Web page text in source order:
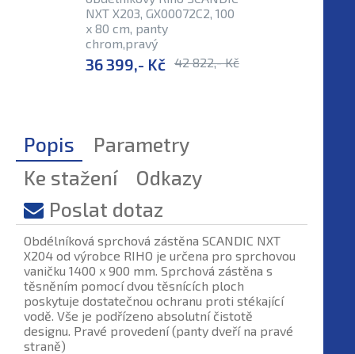
NXT X203, GX00072C2, 100
x 80 cm, panty
chrom,pravý
36 399,- Kč 42 822,- Kč
Popis
Parametry
Ke stažení
Odkazy
Poslat dotaz
Obdélníková sprchová zástěna SCANDIC NXT
X204 od výrobce RIHO je určena pro sprchovou
vaničku 1400 x 900 mm. Sprchová zástěna s
těsněním pomocí dvou těsnících ploch
poskytuje dostatečnou ochranu proti stékající
vodě. Vše je podřízeno absolutní čistotě
designu. Pravé provedení (panty dveří na pravé
straně)